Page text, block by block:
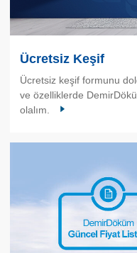
Ücretsiz Keşif
Ücretsiz keşif formunu
ve özelliklerde
olalım.